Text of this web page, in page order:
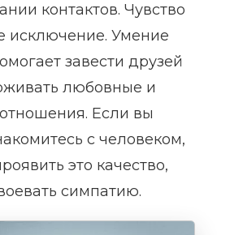
контактов. Чувство
исключение. Умение
завести друзей
любовные и
Если вы
с человеком,
это качество,
симпатию.